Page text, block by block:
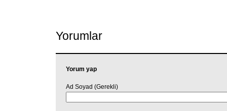
Yorumlar
Yorum yap
Ad Soyad (Gerekli)